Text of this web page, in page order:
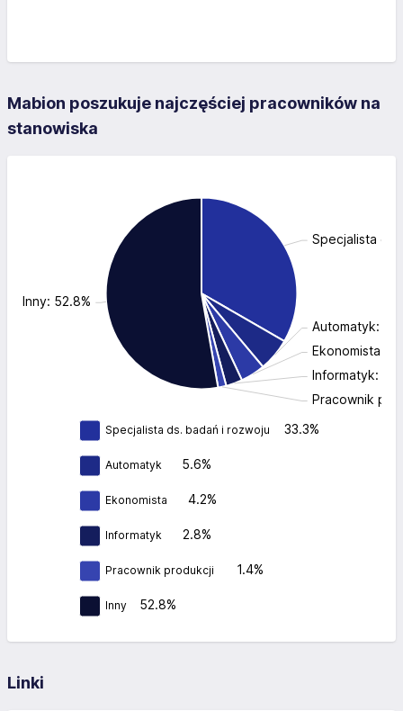
Mabion poszukuje najczęściej pracowników na
stanowiska
Specjalista ds.
Automatyk:
Ekonomista:
Informatyk:
Pracownik
Inny: 52.8%
Specjalista ds. badań i rozwoju 33.3%
Automatyk 5.6%
Ekonomista 4.2%
Informatyk 2.8%
Pracownik produkcji 1.4%
Inny 52.8%
Linki